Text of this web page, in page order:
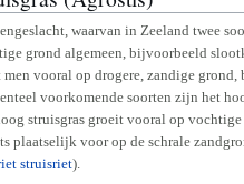
waarvan in Zeeland twee
grond algemeen, bijvoorbeeld
vooral op drogere, zandige
voorkomende soorten zijn het
struisgras groeit vooral op
plaatselijk voor op de schrale
struisriet).